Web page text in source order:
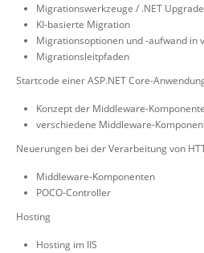
Migrationswerkzeuge / .NET
KI-basierte Migration
Migrationsoptionen und -aufwand in
Migrationsleitpfaden
Startcode einer ASP.NET Core-
Konzept der Middleware-
verschiedene Middleware-
Neuerungen bei der Verarbeitung von
Middleware-Komponenten
POCO-Controller
Hosting
Hosting im IIS